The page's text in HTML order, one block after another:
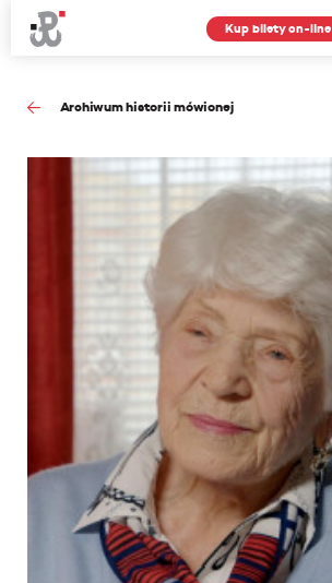
Kup bilety on-line
Archiwum historii mówionej